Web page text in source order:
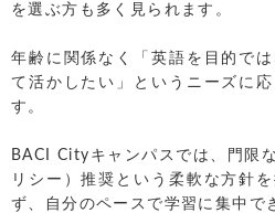
を選ぶ方も多く見られます。
年齢に関係なく「英語を目的で
て活かしたい」というニーズに
す。
BACI Cityキャンパスでは、門限
リシー）推奨という柔軟な方針
ず、自分のペースで学習に集中で